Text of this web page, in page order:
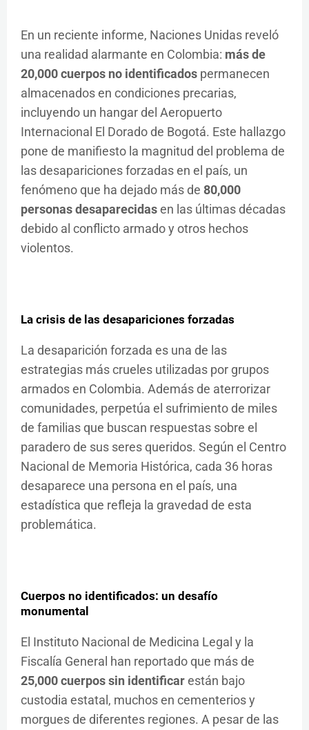
En un reciente informe, Naciones Unidas reveló
una realidad alarmante en Colombia: más de
20,000 cuerpos no identificados permanecen
almacenados en condiciones precarias,
incluyendo un hangar del Aeropuerto
Internacional El Dorado de Bogotá. Este hallazgo
pone de manifiesto la magnitud del problema de
las desapariciones forzadas en el país, un
fenómeno que ha dejado más de 80,000
personas desaparecidasen las últimas décadas
debido al conflicto armado y otros hechos
violentos.
La crisis de las desapariciones forzadas
La desaparición forzada es una de las
estrategias más crueles utilizadas por grupos
armados en Colombia. Además de aterrorizar
comunidades, perpetúa el sufrimiento de miles
de familias que buscan respuestas sobre el
paradero de sus seres queridos. Según el Centro
Nacional de Memoria Histórica, cada 36 horas
desaparece una persona en el país, una
estadística que refleja la gravedad de esta
problemática.
Cuerpos no identificados: un desafío
monumental
El Instituto Nacional de Medicina Legal y la
Fiscalía General han reportado que más de
25,000 cuerpos sin identificarestán bajo
custodia estatal, muchos en cementerios y
morgues de diferentes regiones. A pesar de las